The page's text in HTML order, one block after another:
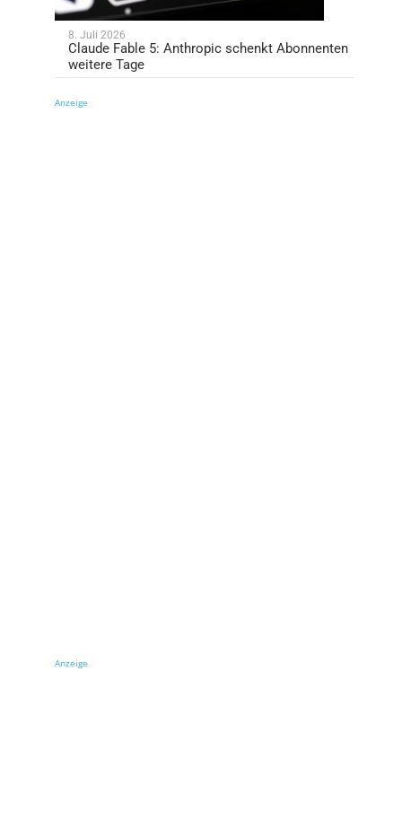
8. Juli 2026
Claude Fable 5: Anthropic schenkt Abonnenten
weitere Tage
Anzeige
Anzeige